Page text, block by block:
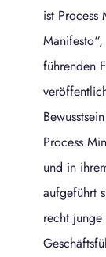
ist Process
führenden
Process
und in
aufgeführt
recht